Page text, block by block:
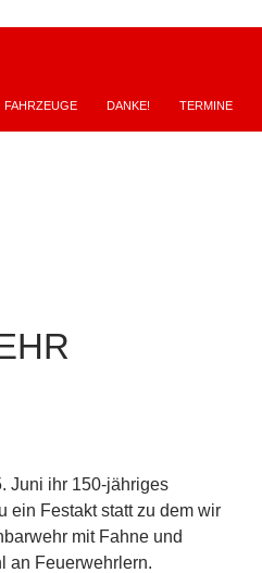
FAHRZEUGE DANKE! TERMINE
Juni ihr 150-jähriges
ein Festakt statt zu dem wir
mit Fahne und
an Feuerwehrlern.